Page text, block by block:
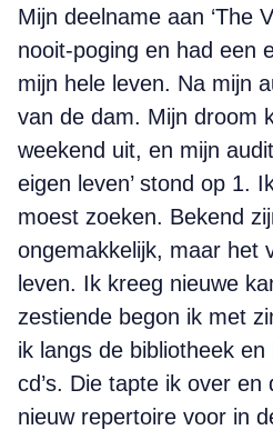
Mijn deelname aan ‘The
nooit-poging en had een
mijn hele leven. Na mijn
van de dam. Mijn droom
weekend uit, en mijn
eigen leven’ stond op 1.
moest zoeken. Bekend
ongemakkelijk, maar het
leven. Ik kreeg nieuwe
zestiende begon ik met
ik langs de bibliotheek
cd’s. Die tapte ik over en
nieuw repertoire voor in